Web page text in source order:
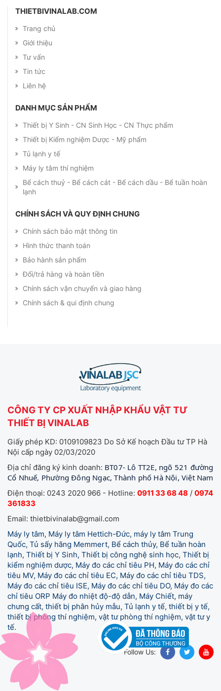
THIETBIVINALAB.COM
Trang chủ
Giới thiệu
Tư vấn
Tin tức
Liên hệ
DANH MỤC SẢN PHẨM
Thiết bị Y Sinh - CN Sinh Học - CN Thực phẩm
Thiết bị Kiểm nghiệm Dược - Mỹ phẩm
Tủ lạnh y tế
Máy ly tâm thí nghiệm
Bể cách thuỷ - Bể cách cát - Bể cách dầu - Bể tuần hoàn
lạnh
CHÍNH SÁCH VÀ QUY ĐỊNH CHUNG
Chính sách bảo mật thông tin
Hình thức thanh toán
Bảo hành sản phẩm
Đổi/trả hàng và hoàn tiền
Chính sách vận chuyển và giao hàng
Chính sách & qui định chung
CÔNG TY CP XUẤT NHẬP KHẨU VẬT TƯ
THIẾT BỊ VINALAB
Giấy phép KD: 0109109823 Do Sở Kế hoạch Đầu tư TP Hà
Nội cấp ngày 02/03/2020
Địa chỉ đăng ký kinh doanh: BT07- Lô TT2E, ngõ 521 đường
Cổ Nhuế, Phường Đông Ngạc, Thành phố Hà Nội, Việt Nam
Điện thoại: 0243 2020 966 - Hotline: 0911 33 68 48 / 0974
361833
Email: thietbivinalab@gmail.com
Máy ly tâm, Máy ly tâm Hettich-Đức, máy ly tâm Trung
Quốc, Tủ sấy hãng Memmert, Bể cách thủy, Bể tuần hoàn
lạnh, Thiết bị Y Sinh, Thiết bị công nghệ sinh học, Thiết bị
kiểm nghiệm dược, Máy đo các chỉ tiêu PH, Máy đo các chỉ
tiêu MV, Máy đo các chỉ tiêu EC, Máy đo các chỉ tiêu TDS,
Máy đo các chỉ tiêu ISE, Máy đo các chỉ tiêu DO, Máy đo các
chỉ tiêu ORP Máy đo nhiệt độ-độ dẫn, Máy Chiết, máy
chưng cất, thiết bị phân hủy mẫu, Tủ lạnh y tế, thiết bị y tế,
thiết bị phòng thí nghiệm, vật tư phòng thí nghiệm, vật tư y
tế.
Follow Us: